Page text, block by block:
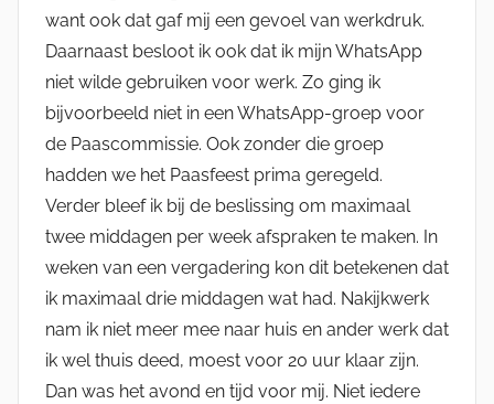
want ook dat gaf mij een gevoel van werkdruk.
Daarnaast besloot ik ook dat ik mijn WhatsApp
niet wilde gebruiken voor werk. Zo ging ik
bijvoorbeeld niet in een WhatsApp-groep voor
de Paascommissie. Ook zonder die groep
hadden we het Paasfeest prima geregeld.
Verder bleef ik bij de beslissing om maximaal
twee middagen per week afspraken te maken. In
weken van een vergadering kon dit betekenen dat
ik maximaal drie middagen wat had. Nakijkwerk
nam ik niet meer mee naar huis en ander werk dat
ik wel thuis deed, moest voor 20 uur klaar zijn.
Dan was het avond en tijd voor mij. Niet iedere